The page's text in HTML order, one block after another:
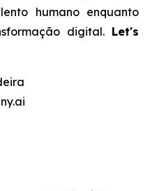
humano enquanto
digital. Let's